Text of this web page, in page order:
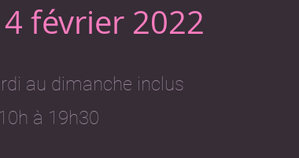
février 2022
au dimanche inclus
à 19h30